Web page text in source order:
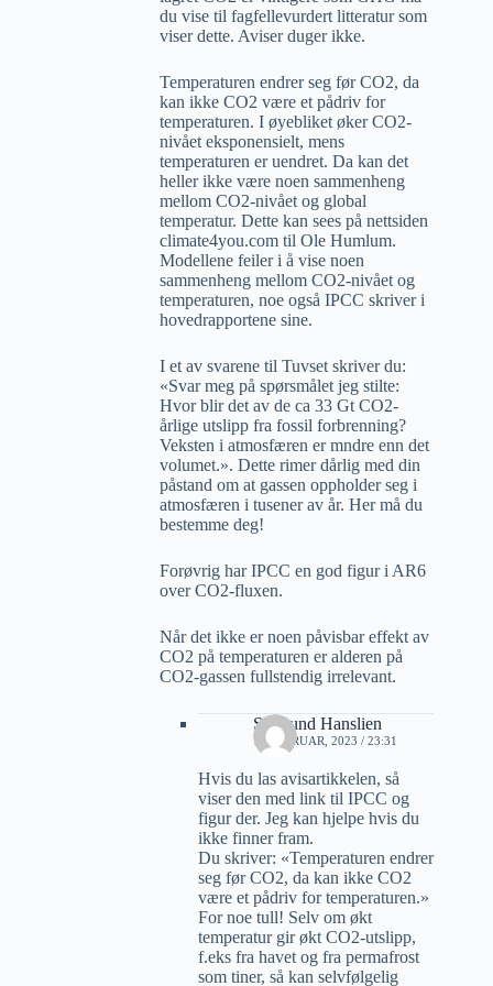
du vise til fagfellevurdert litteratur som
viser dette. Aviser duger ikke.
Temperaturen endrer seg før CO2, da
kan ikke CO2 være et pådriv for
temperaturen. I øyebliket øker CO2-
nivået eksponensielt, mens
temperaturen er uendret. Da kan det
heller ikke være noen sammenheng
mellom CO2-nivået og global
temperatur. Dette kan sees på nettsiden
climate4you.com til Ole Humlum.
Modellene feiler i å vise noen
sammenheng mellom CO2-nivået og
temperaturen, noe også IPCC skriver i
hovedrapportene sine.
I et av svarene til Tuvset skriver du:
«Svar meg på spørsmålet jeg stilte:
Hvor blir det av de ca 33 Gt CO2-
årlige utslipp fra fossil forbrenning?
Veksten i atmosfæren er mndre enn det
volumet.». Dette rimer dårlig med din
påstand om at gassen oppholder seg i
atmosfæren i tusener av år. Her må du
bestemme deg!
Forøvrig har IPCC en god figur i AR6
over CO2-fluxen.
Når det ikke er noen påvisbar effekt av
CO2 på temperaturen er alderen på
CO2-gassen fullstendig irrelevant.
Sigmund Hanslien
19 FEBRUAR, 2023 / 23:31
Hvis du las avisartikkelen, så
viser den med link til IPCC og
figur der. Jeg kan hjelpe hvis du
ikke finner fram.
Du skriver: «Temperaturen endrer
seg før CO2, da kan ikke CO2
være et pådriv for temperaturen.»
For noe tull! Selv om økt
temperatur gir økt CO2-utslipp,
f.eks fra havet og fra permafrost
som tiner, så kan selvfølgelig